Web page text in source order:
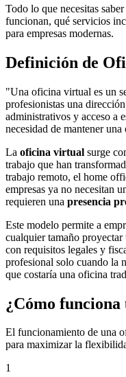
Todo lo que necesitas
funcionan, qué servicios
para empresas modernas.
Definición de
"Una oficina virtual es un
profesionistas una
administrativos y acceso a
necesidad de mantener
La oficina virtual surge
trabajo que han
trabajo remoto, el home
empresas ya no necesitan
requieren una presencia
Este modelo permite a
cualquier tamaño
con requisitos legales y
profesional solo cuando la
que costaría una oficina
¿Cómo
El funcionamiento de una
para maximizar la
1